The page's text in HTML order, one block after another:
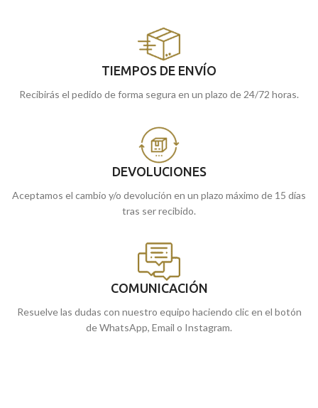
TIEMPOS DE ENVÍO
Recibirás el pedido de forma segura en un plazo de 24/72 horas.
DEVOLUCIONES
Aceptamos el cambio y/o devolución en un plazo máximo de 15 días
tras ser recibido.
COMUNICACIÓN
Resuelve las dudas con nuestro equipo haciendo clic en el botón
de WhatsApp, Email o Instagram.